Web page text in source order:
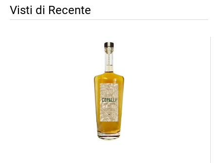
Visti di Recente